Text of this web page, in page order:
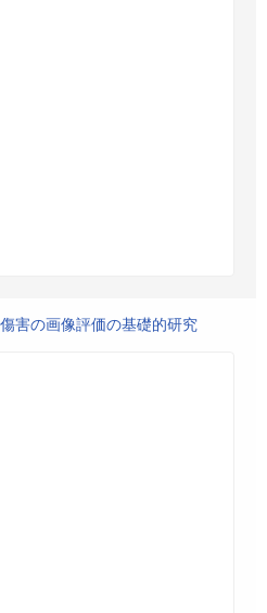
害の画像評価の基礎的研究